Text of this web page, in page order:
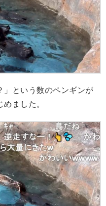
という数のペンギンが
ました。